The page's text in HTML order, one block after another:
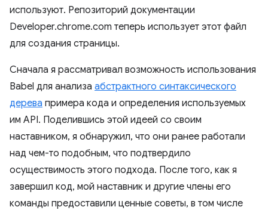
используют. Репозиторий документации
Developer.chrome.com теперь использует этот файл
для создания страницы.
Сначала я рассматривал возможность использования
Babel для анализа абстрактного синтаксического
дерева примера кода и определения используемых
им API. Поделившись этой идеей со своим
наставником, я обнаружил, что они ранее работали
над чем-то подобным, что подтвердило
осуществимость этого подхода. После того, как я
завершил код, мой наставник и другие члены его
команды предоставили ценные советы, в том числе